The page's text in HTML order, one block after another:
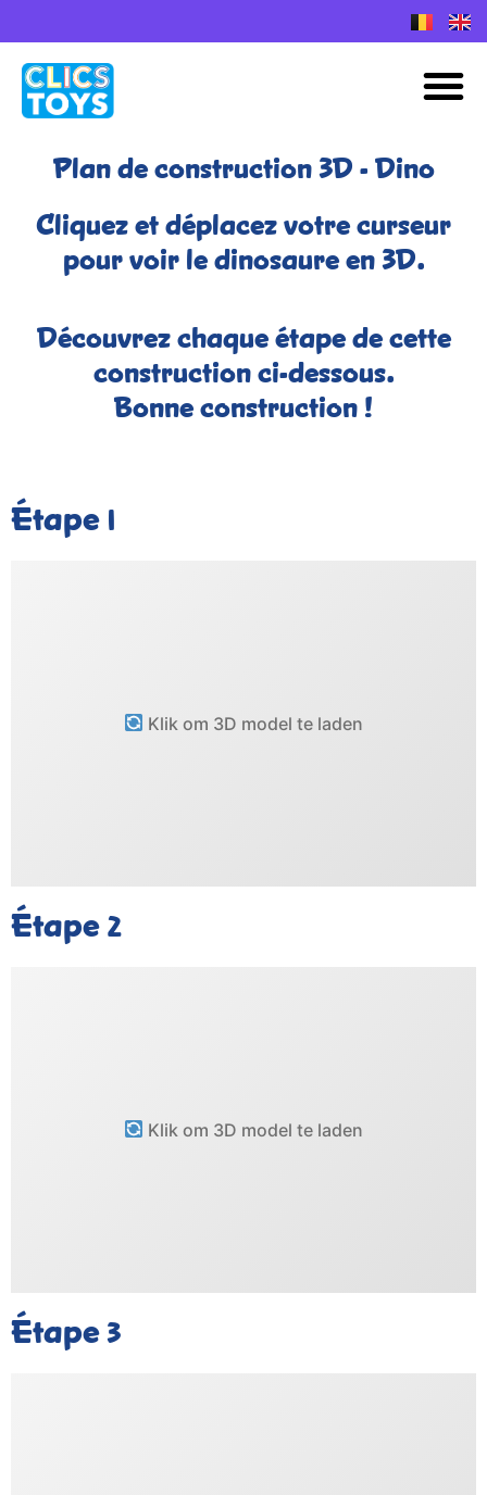
Plan de construction 3D - Dino
Cliquez et déplacez votre curseur
pour voir le dinosaure en 3D.
Découvrez chaque étape de cette
construction ci-dessous.
Bonne construction !
Étape 1
Klik om 3D model te laden
Étape 2
Klik om 3D model te laden
Étape3